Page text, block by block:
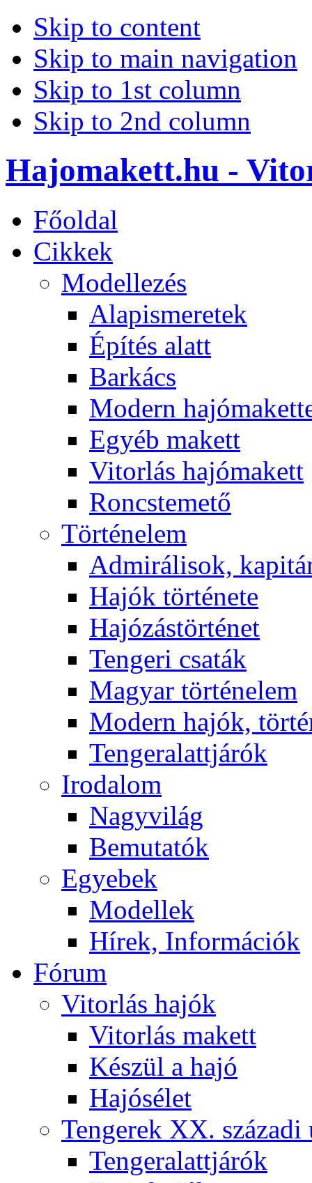
Skip to content
Skip to main navigation
Skip to 1st column
Skip to 2nd column
Hajomakett.hu -
Főoldal
Cikkek
Modellezés
Alapismeretek
Építés alatt
Barkács
Modern
Egyéb makett
Vitorlás hajómakett
Roncstemető
Történelem
Admirálisok,
Hajók története
Hajózástörténet
Tengeri csaták
Magyar történelem
Modern hajók,
Tengeralattjárók
Irodalom
Nagyvilág
Bemutatók
Egyebek
Modellek
Hírek, Információk
Fórum
Vitorlás hajók
Vitorlás makett
Készül a hajó
Hajósélet
Tengerek XX. századi
Tengeralattjárók